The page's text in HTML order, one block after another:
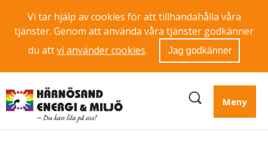
Vi tar hjälp av cookies för att tillhandahålla våra
tjänster. Genom att använda våra tjänster godkänner
du attvi använder cookies. Jag godkänner
Meny